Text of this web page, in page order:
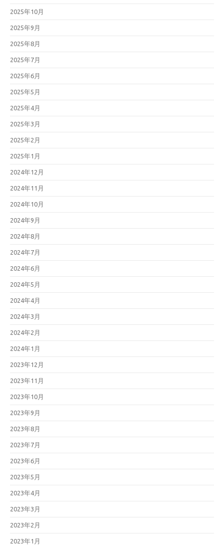
2025年10月
2025年9月
2025年8月
2025年7月
2025年6月
2025年5月
2025年4月
2025年3月
2025年2月
2025年1月
2024年12月
2024年11月
2024年10月
2024年9月
2024年8月
2024年7月
2024年6月
2024年5月
2024年4月
2024年3月
2024年2月
2024年1月
2023年12月
2023年11月
2023年10月
2023年9月
2023年8月
2023年7月
2023年6月
2023年5月
2023年4月
2023年3月
2023年2月
2023年1月